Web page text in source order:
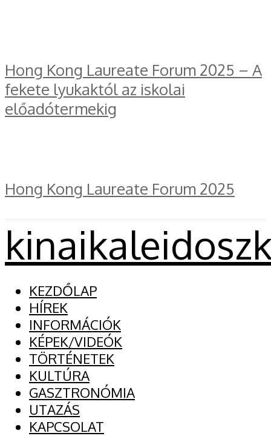
Hong Kong Laureate Forum 2025 – A
fekete lyukaktól az iskolai
előadótermekig
Hong Kong Laureate Forum 2025
KEZDŐLAP
HÍREK
INFORMÁCIÓK
KÉPEK/VIDEÓK
TÖRTÉNETEK
KULTÚRA
GASZTRONÓMIA
UTAZÁS
KAPCSOLAT